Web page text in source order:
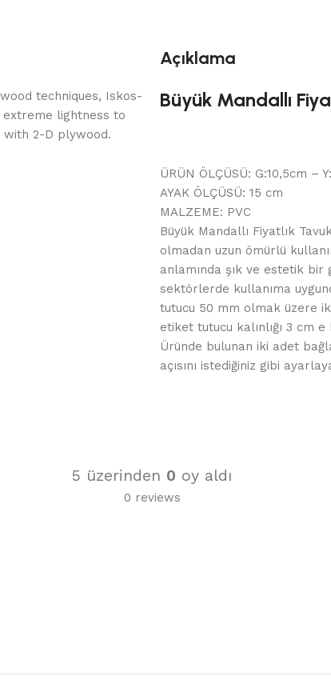
techniques, Iskos-
extreme lightness to
2-D plywood.
Açıklama
Büyük Mandallı
ÜRÜN ÖLÇÜSÜ: G:10,5cm –
AYAK ÖLÇÜSÜ: 15 cm
MALZEME: PVC
Büyük Mandallı Fiyatlık
olmadan uzun ömürlü
anlamında şık ve estetik
sektörlerde kullanıma
tutucu 50 mm olmak üzere
etiket tutucu kalınlığı 3 cm
Üründe bulunan iki adet
açısını istediğiniz gibi
5 üzerinden 0 oy aldı
0 reviews